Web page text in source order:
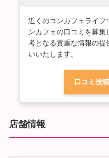
近くのコンカフェライフ
ンカフェの口コミを募
考となる貴重な情報の提
いいたします。
口コミ投
店舗情報